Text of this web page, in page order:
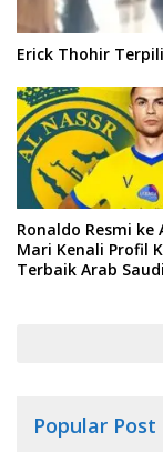
Erick Thohir
Ronaldo Resmi ke
Mari Kenali Profil
Terbaik Arab Saudi
Popular Post